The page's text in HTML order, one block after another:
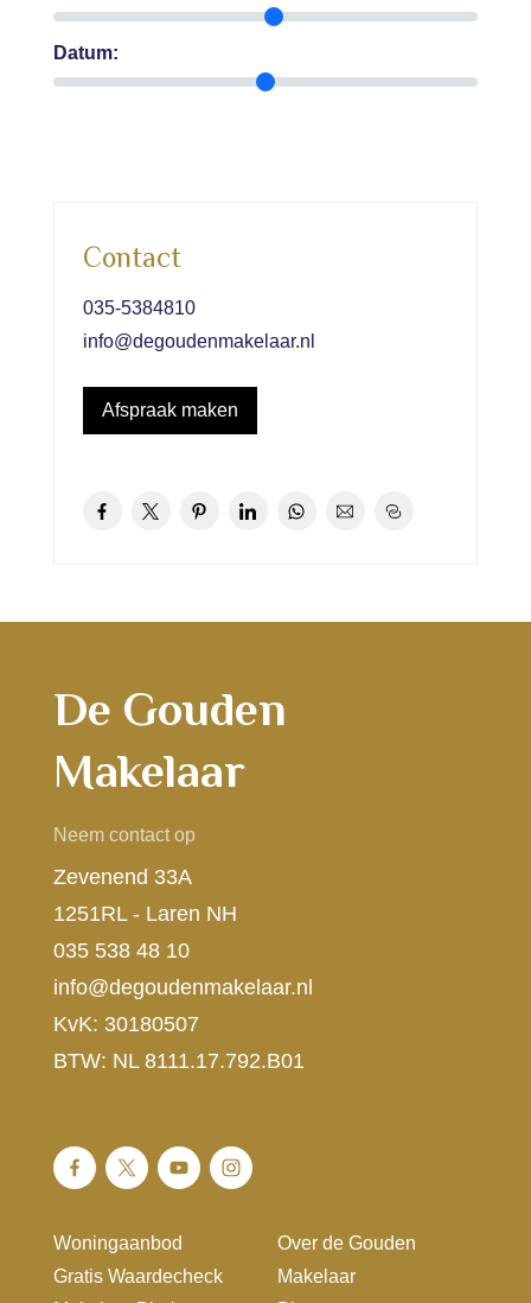
Contact
035-5384810
info@degoudenmakelaar.nl
Afspraak maken
Datum:
De Gouden
Makelaar
Neem contact op
Zevenend 33A
1251RL - Laren NH
035 538 48 10
info@degoudenmakelaar.nl
KvK: 30180507
BTW: NL 8111.17.792.B01
Woningaanbod
Gratis Waardecheck
Over de Gouden
Makelaar